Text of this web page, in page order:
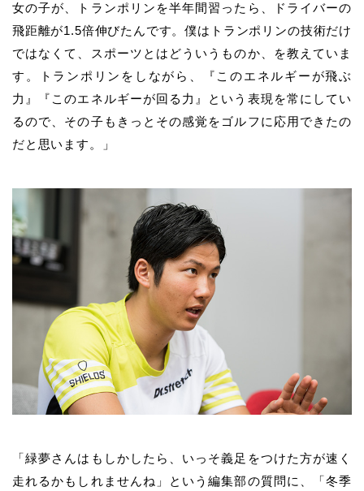
女の子が、トランポリンを半年間習ったら、ドライバーの
飛距離が1.5倍伸びたんです。僕はトランポリンの技術だけ
ではなくて、スポーツとはどういうものか、を教えていま
す。トランポリンをしながら、『このエネルギーが飛ぶ
力』『このエネルギーが回る力』という表現を常にしてい
るので、その子もきっとその感覚をゴルフに応用できたの
だと思います。」
「緑夢さんはもしかしたら、いっそ義足をつけた方が速く
走れるかもしれませんね」という編集部の質問に、「冬季